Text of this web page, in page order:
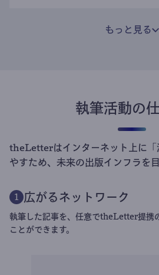
もっと見る
執筆活動の
theLetterはインターネット上に「
やすため、未来の出版インフラを
1 広がるネットワーク
執筆した記事を、任意でtheLetter提携
ことができます。